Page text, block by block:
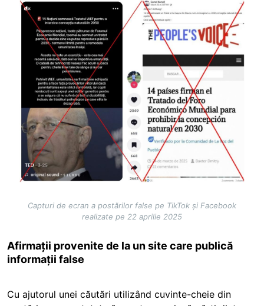
Image
Capturi de ecran a postărilor false pe TikTok și Facebook
realizate pe 22 aprilie 2025
Afirmații provenite de la un site care publică
informații false
Cu ajutorul unei căutări utilizând cuvinte-cheie din